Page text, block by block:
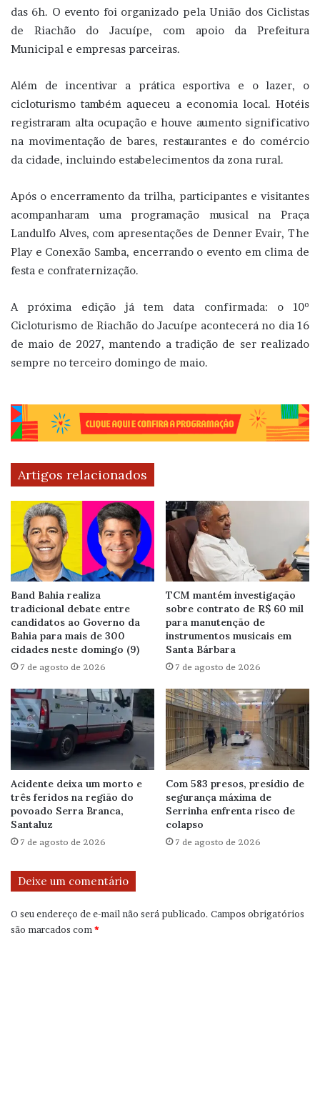
das 6h. O evento foi organizado pela União dos Ciclistas
de Riachão do Jacuípe, com apoio da Prefeitura
Municipal e empresas parceiras.
Além de incentivar a prática esportiva e o lazer, o
cicloturismo também aqueceu a economia local. Hotéis
registraram alta ocupação e houve aumento significativo
na movimentação de bares, restaurantes e do comércio
da cidade, incluindo estabelecimentos da zona rural.
Após o encerramento da trilha, participantes e visitantes
acompanharam uma programação musical na Praça
Landulfo Alves, com apresentações de Denner Evair, The
Play e Conexão Samba, encerrando o evento em clima de
festa e confraternização.
A próxima edição já tem data confirmada: o 10º
Cicloturismo de Riachão do Jacuípe acontecerá no dia 16
de maio de 2027, mantendo a tradição de ser realizado
sempre no terceiro domingo de maio.
Artigos relacionados
Band Bahia realiza
tradicional debate entre
candidatos ao Governo da
Bahia para mais de 300
cidades neste domingo (9)
7 de agosto de 2026
TCM mantém investigação
sobre contrato de R$ 60 mil
para manutenção de
instrumentos musicais em
Santa Bárbara
7 de agosto de 2026
Acidente deixa um morto e
três feridos na região do
povoado Serra Branca,
Santaluz
7 de agosto de 2026
Com 583 presos, presídio de
segurança máxima de
Serrinha enfrenta risco de
colapso
7 de agosto de 2026
Deixe um comentário
O seu endereço de e-mail não será publicado. Campos obrigatórios
são marcados com *